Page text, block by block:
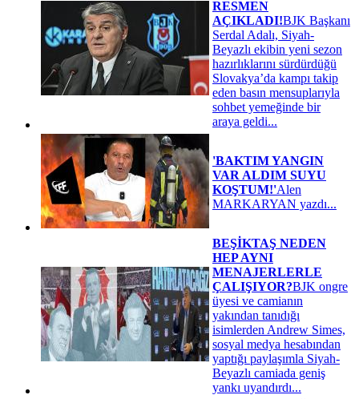
RESMEN
AÇIKLADI!BJK Başkanı
Serdal Adalı, Siyah-
Beyazlı ekibin yeni sezon
hazırlıklarını sürdürdüğü
Slovakya’da kampı takip
eden basın mensuplarıyla
sohbet yemeğinde bir
araya geldi...
'BAKTIM YANGIN
VAR ALDIM SUYU
KOŞTUM!'Alen
MARKARYAN yazdı...
BEŞİKTAŞ NEDEN
HEP AYNI
MENAJERLERLE
ÇALIŞIYOR?BJK ongre
üyesi ve camianın
yakından tanıdığı
isimlerden Andrew Simes,
sosyal medya hesabından
yaptığı paylaşımla Siyah-
Beyazlı camiada geniş
yankı uyandırdı...